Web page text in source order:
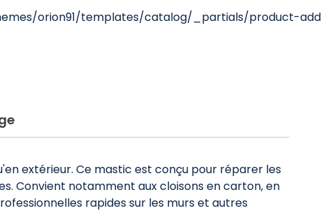
orion91/templates/catalog/_partials/product-
extérieur. Ce mastic est conçu pour réparer les
Convient notamment aux cloisons en carton, en
rapides sur les murs et autres